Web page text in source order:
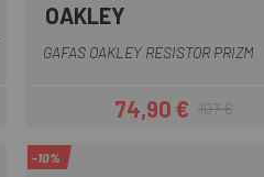
Rojo-Rosa
OAKLEY
GAFAS OAKLEY RESISTOR PRIZM
Precio
74,90 €Precio regular
107 €
-10%